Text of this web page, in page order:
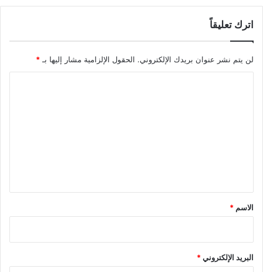
اترك تعليقاً
لن يتم نشر عنوان بريدك الإلكتروني. الحقول الإلزامية مشار إليها بـ *
*
الاسم *
البريد الإلكتروني*